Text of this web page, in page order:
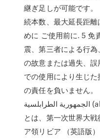
継ぎ足しが可能です
続本数、最大延長距
めに ご使用前に. 5 免
震、第三者による行
の故意または過失、
での使用により生じ
の責任を負いません
الجمهورية الطرابلسية (al-Jumhuriyat at-Trabulsiya)
とは、第一次世界大
ア領リビア （英語版